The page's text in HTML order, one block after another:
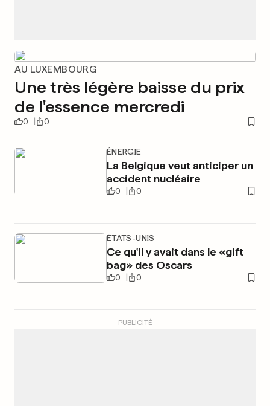
AU LUXEMBOURG
Une très légère baisse du prix
de l'essence mercredi
0 0
ÉNERGIE
La Belgique veut anticiper un
accident nucléaire
0 0
ÉTATS-UNIS
Ce qu'il y avait dans le «gift
bag» des Oscars
0 0
PUBLICITÉ